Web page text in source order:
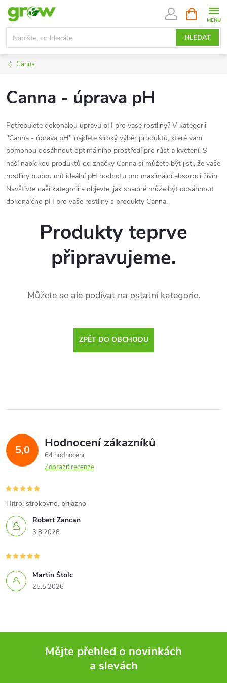
Přejít
obsah
HLEDAT
NÁKUPNÍ
KOŠÍK
Canna
Canna - úprava pH
Potřebujete dokonalou úpravu pH pro vaše rostliny? V kategorii
"Canna - úprava pH" najdete široký výběr produktů, které vám
pomohou dosáhnout optimálního prostředí pro růst a kvetení. S
naší nabídkou produktů od značky Canna si můžete být jisti, že vaše
rostliny budou mít ideální pH hodnotu pro maximální absorpci živin.
Navštivte naši kategorii a objevte, jak snadné může být dosáhnout
dokonalého pH pro vaše rostliny s produkty Canna.
Produkty teprve
připravujeme.
Můžete se ale podívat na ostatní kategorie.
ZPĚT DO OBCHODU
5,0 Hodnocení zákazníků
64 hodnocení
Zobrazit recenze
Robert Zancan
3.8.2026
Hitro, strokovno, prijazno
Martin Štolc
25.5.2026
Mějte přehled o novinkách
a slevách